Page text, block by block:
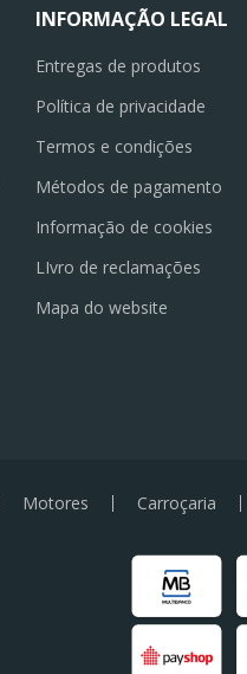
INFORMAÇÃO LEGAL
Entregas de produtos
Política de privacidade
Termos e condições
Métodos de pagamento
Informação de cookies
LIvro de reclamações
Mapa do website
Motores Carroçaria